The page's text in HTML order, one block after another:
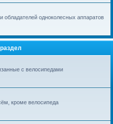
обладателей одноколесных аппаратов
с велосипедами
кроме велосипеда